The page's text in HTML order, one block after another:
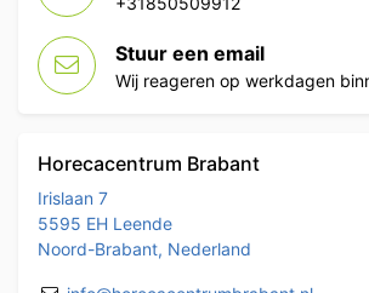
Stuur een email
Wij reageren op werkdagen
Horecacentrum Brabant
Irislaan 7
5595 EH Leende
Noord-Brabant, Nederland